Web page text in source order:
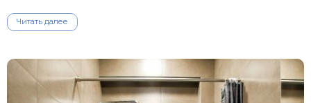
Читать далее